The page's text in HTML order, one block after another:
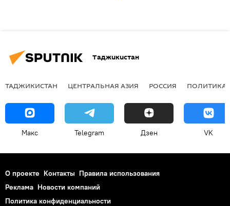
Таджикистан
ТАДЖИКИСТАН ЦЕНТРАЛЬНАЯ АЗИЯ РОССИЯ ПОЛИТИКА
Макс Telegram Дзен VK
О проекте Контакты Правила использования
Реклама Новости компаний
Политика конфиденциальности